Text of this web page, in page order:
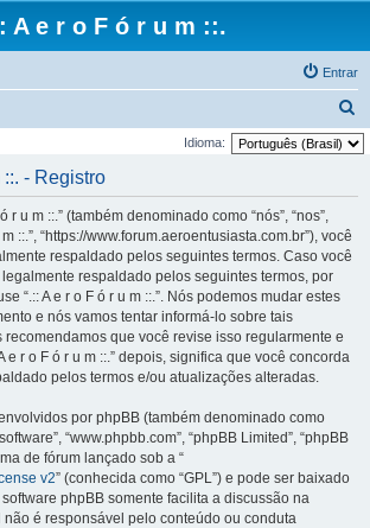
A e r o F ó r u m ::.
Entrar
e
Idioma:
::. - Registro
r u m ::.” (também denominado como “nós”, “nos”,
::.”, “https://www.forum.aeroentusiasta.com.br”), você
respaldado pelos seguintes termos. Caso você
respaldado pelos seguintes termos, por
“.:: A e r o F ó r u m ::.”. Nós podemos mudar estes
e nós vamos tentar informá-lo sobre tais
recomendamos que você revise isso regularmente e
e r o F ó r u m ::.” depois, significa que você concorda
pelos termos e/ou atualizações alteradas.
por phpBB (também denominado como
“www.phpbb.com”, “phpBB Limited”, “phpBB
de fórum lançado sob a “
v2” (conhecida como “GPL”) e pode ser baixado
software phpBB somente facilita a discussão na
é responsável pelo conteúdo ou conduta